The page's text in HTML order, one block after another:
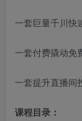
一套巨量千川快
一套付费撬动免
一套提升直播间
课程目录：